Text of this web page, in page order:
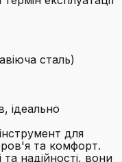
сталь)
ідеально
для
та комфорт.
надійності, вони